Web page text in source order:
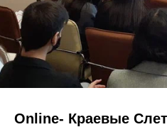
Оnline- Краевые